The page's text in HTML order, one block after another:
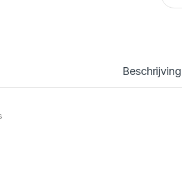
Beschrijving